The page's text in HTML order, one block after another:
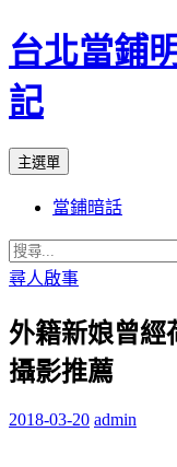
台北當鋪
記
搜
主選單
內
容
當鋪暗話
搜
尋
鍵
字:
尋人啟事
外籍新娘曾經
攝影推薦
2018-03-20 admin